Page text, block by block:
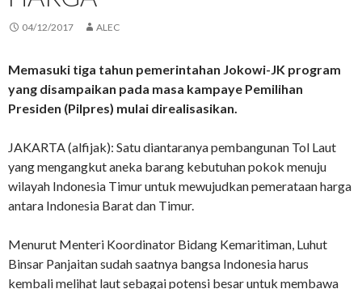
04/12/2017 ALEC
Memasuki tiga tahun pemerintahan Jokowi-JK program
yang disampaikan pada masa kampaye Pemilihan
Presiden (Pilpres) mulai direalisasikan.
JAKARTA (alfijak): Satu diantaranya pembangunan Tol Laut
yang mengangkut aneka barang kebutuhan pokok menuju
wilayah Indonesia Timur untuk mewujudkan pemerataan harga
antara Indonesia Barat dan Timur.
Menurut Menteri Koordinator Bidang Kemaritiman, Luhut
Binsar Panjaitan sudah saatnya bangsa Indonesia harus
kembali melihat laut sebagai potensi besar untuk membawa